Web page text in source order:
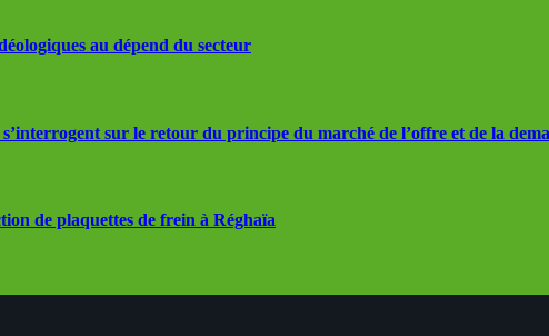
au dépend du secteur
sur le retour du principe du marché de l’offre et de la
de plaquettes de frein à Réghaïa